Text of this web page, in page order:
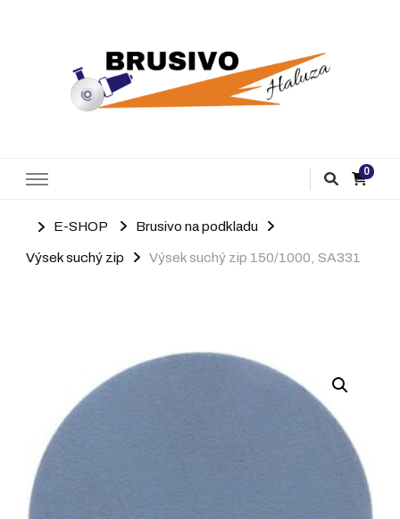
0
E-SHOP Brusivo na podkladu
Výsek suchý zip Výsek suchý zip 150/1000, SA331